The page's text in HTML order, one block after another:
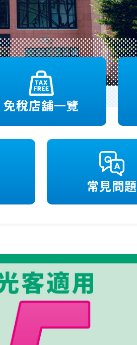
免稅店舖一覽
常見問題